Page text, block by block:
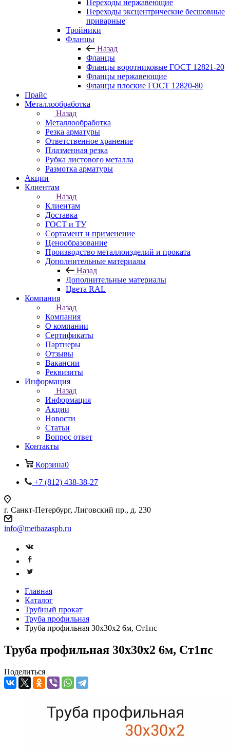
Переходы нержавеющие
Переходы эксцентрические бесшовные
приварные
Тройники
Фланцы
Назад
Фланцы
Фланцы воротниковые ГОСТ 12821-20
Фланцы нержавеющие
Фланцы плоские ГОСТ 12820-80
Прайс
Металлообработка
Назад
Металлообработка
Резка арматуры
Ответственное хранение
Плазменная резка
Рубка листового металла
Размотка арматуры
Акции
Клиентам
Назад
Клиентам
Доставка
ГОСТ и ТУ
Сортамент и применение
Ценообразование
Производство металлоизделий и проката
Дополнительные материалы
Назад
Дополнительные материалы
Цвета RAL
Компания
Назад
Компания
О компании
Сертификаты
Партнеры
Отзывы
Вакансии
Реквизиты
Информация
Назад
Информация
Акции
Новости
Статьи
Вопрос ответ
Контакты
Корзина0
+7 (812) 438-38-27
г. Санкт-Петербург, Лиговский пр., д. 230
info@metbazaspb.ru
Главная
Каталог
Трубный прокат
Труба профильная
Труба профильная 30х30х2 6м, Ст1пс
Труба профильная 30х30х2 6м, Ст1пс
Поделиться